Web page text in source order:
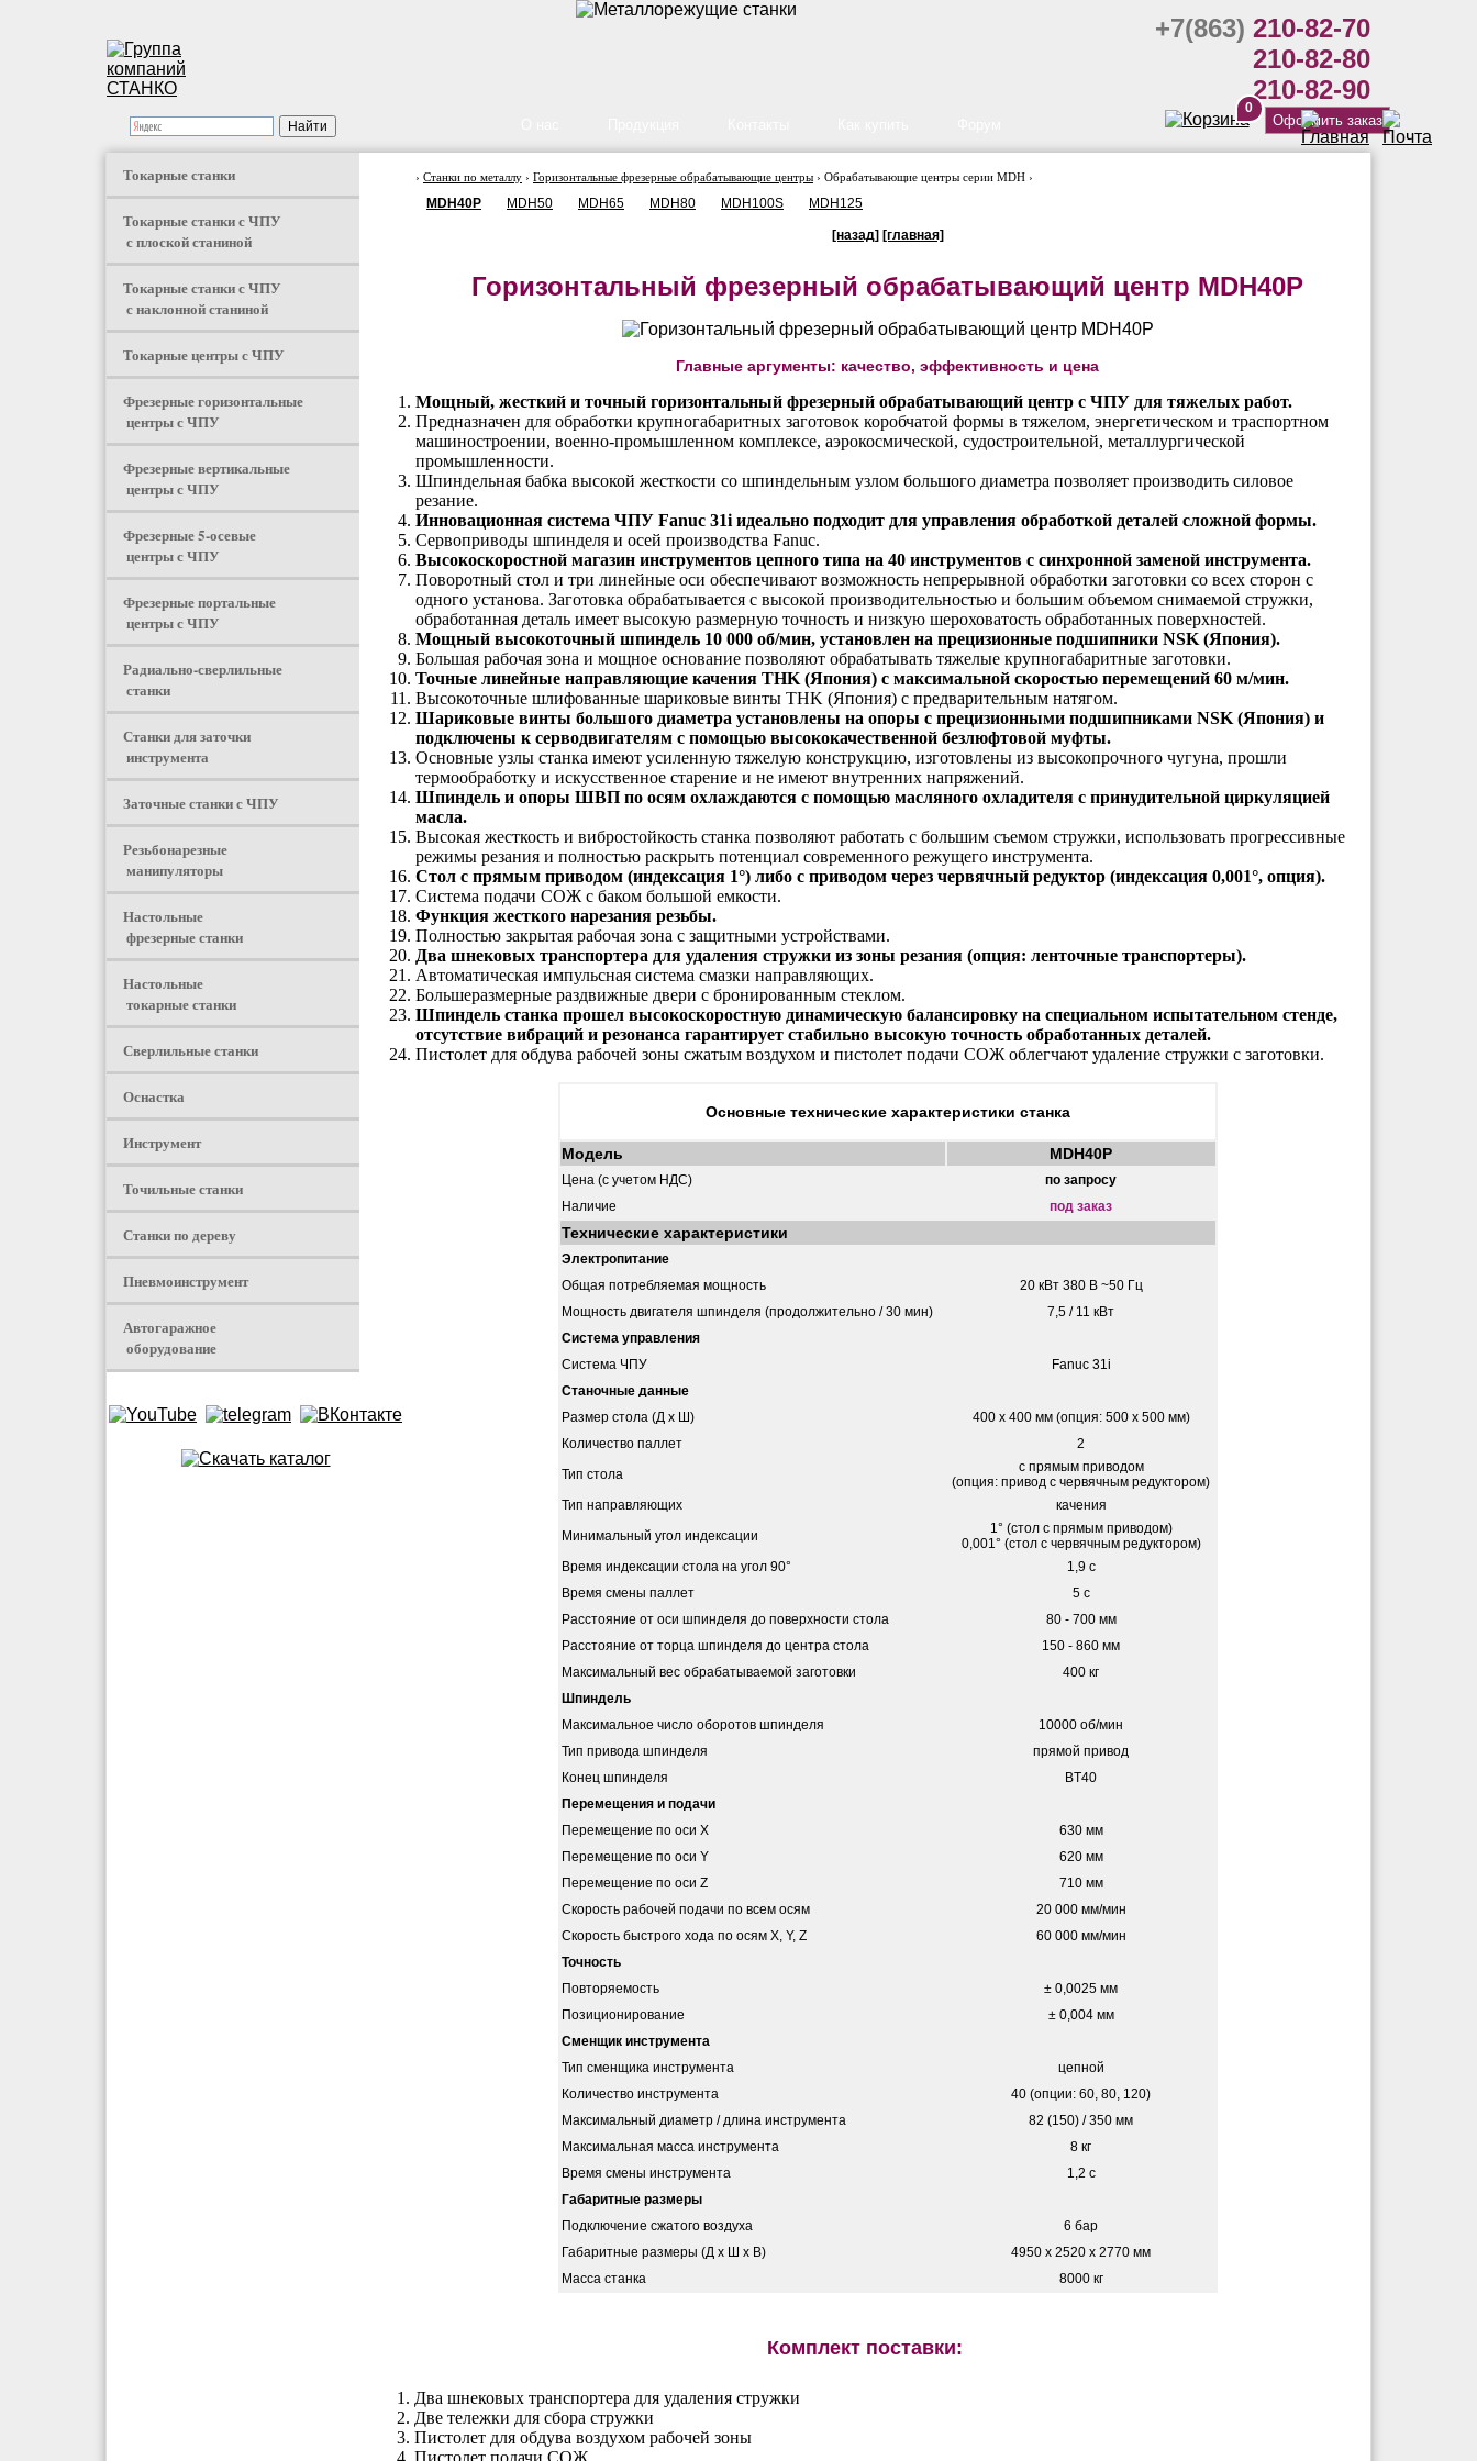
+7(863) 210-82-70
210-82-80
210-82-90
0
Оформить заказ
Токарные станки
Токарные станки с ЧПУ
с плоской станиной
Токарные станки с ЧПУ
с наклонной станиной
Токарные центры с ЧПУ
Фрезерные горизонтальные
центры с ЧПУ
Фрезерные вертикальные
центры с ЧПУ
Фрезерные 5-осевые
центры с ЧПУ
Фрезерные портальные
центры с ЧПУ
Радиально-сверлильные
станки
Станки для заточки
инструмента
Заточные станки с ЧПУ
Резьбонарезные
манипуляторы
Настольные
фрезерные станки
Настольные
токарные станки
Сверлильные станки
Оснастка
Инструмент
Точильные станки
Станки по дереву
Пневмоинструмент
Автогаражное
оборудование
› Станки по металлу › Горизонтальные фрезерные обрабатывающие центры › Обрабатывающие центры серии MDH ›
MDH40P MDH50 MDH65 MDH80 MDH100S MDH125
[назад] [главная]
Горизонтальный фрезерный обрабатывающий центр MDH40P
Главные аргументы: качество, эффективность и цена
Мощный, жесткий и точный горизонтальный фрезерный обрабатывающий центр с ЧПУ для тяжелых работ.
Предназначен для обработки крупногабаритных заготовок коробчатой формы в тяжелом, энергетическом и траспортном
машиностроении, военно-промышленном комплексе, аэрокосмической, судостроительной, металлургической
промышленности.
Шпиндельная бабка высокой жесткости со шпиндельным узлом большого диаметра позволяет производить силовое
резание.
Инновационная система ЧПУ Fanuc 31i идеально подходит для управления обработкой деталей сложной формы.
Сервоприводы шпинделя и осей производства Fanuc.
Высокоскоростной магазин инструментов цепного типа на 40 инструментов с синхронной заменой инструмента.
Поворотный стол и три линейные оси обеспечивают возможность непрерывной обработки заготовки со всех сторон с
одного установа. Заготовка обрабатывается с высокой производительностью и большим объемом снимаемой стружки,
обработанная деталь имеет высокую размерную точность и низкую шероховатость обработанных поверхностей.
Мощный высокоточный шпиндель 10 000 об/мин, установлен на прецизионные подшипники NSK (Япония).
Большая рабочая зона и мощное основание позволяют обрабатывать тяжелые крупногабаритные заготовки.
Точные линейные направляющие качения THK (Япония) с максимальной скоростью перемещений 60 м/мин.
Высокоточные шлифованные шариковые винты THK (Япония) с предварительным натягом.
Шариковые винты большого диаметра установлены на опоры с прецизионными подшипниками NSK (Япония) и
подключены к серводвигателям с помощью высококачественной безлюфтовой муфты.
Основные узлы станка имеют усиленную тяжелую конструкцию, изготовлены из высокопрочного чугуна, прошли
термообработку и искусственное старение и не имеют внутренних напряжений.
Шпиндель и опоры ШВП по осям охлаждаются с помощью масляного охладителя с принудительной циркуляцией
масла.
Высокая жесткость и вибростойкость станка позволяют работать с большим съемом стружки, использовать прогрессивные
режимы резания и полностью раскрыть потенциал современного режущего инструмента.
Стол с прямым приводом (индексация 1°) либо с приводом через червячный редуктор (индексация 0,001°, опция).
Система подачи СОЖ с баком большой емкости.
Функция жесткого нарезания резьбы.
Полностью закрытая рабочая зона с защитными устройствами.
Два шнековых транспортера для удаления стружки из зоны резания (опция: ленточные транспортеры).
Автоматическая импульсная система смазки направляющих.
Большеразмерные раздвижные двери с бронированным стеклом.
Шпиндель станка прошел высокоскоростную динамическую балансировку на специальном испытательном стенде,
отсутствие вибраций и резонанса гарантирует стабильно высокую точность обработанных деталей.
Пистолет для обдува рабочей зоны сжатым воздухом и пистолет подачи СОЖ облегчают удаление стружки с заготовки.
Основные технические характеристики станка
Модель MDH40P
Цена (с учетом НДС)
по запросу
Наличие
под заказ
Технические характеристики
Электропитание
Общая потребляемая мощность
20 кВт 380 В ~50 Гц
Мощность двигателя шпинделя (продолжительно / 30 мин)
7,5 / 11 кВт
Система управления
Система ЧПУ
Fanuc 31i
Станочные данные
Размер стола (Д х Ш)
400 х 400 мм (опция: 500 х 500 мм)
Количество паллет
2
Тип стола
с прямым приводом
(опция: привод с червячным редуктором)
Тип направляющих
качения
Минимальный угол индексации
1° (стол с прямым приводом)
0,001° (стол с червячным редуктором)
Время индексации стола на угол 90°
1,9 с
Время смены паллет
5 с
Расстояние от оси шпинделя до поверхности стола
80 - 700 мм
Расстояние от торца шпинделя до центра стола
150 - 860 мм
Максимальный вес обрабатываемой заготовки
400 кг
Шпиндель
Максимальное число оборотов шпинделя
10000 об/мин
Тип привода шпинделя
прямой привод
Конец шпинделя
BT40
Перемещения и подачи
Перемещение по оси Х
630 мм
Перемещение по оси Y
620 мм
Перемещение по оси Z
710 мм
Скорость рабочей подачи по всем осям
20 000 мм/мин
Скорость быстрого хода по осям Х, Y, Z
60 000 мм/мин
Точность
Повторяемость
± 0,0025 мм
Позиционирование
± 0,004 мм
Сменщик инструмента
Тип сменщика инструмента
цепной
Количество инструмента
40 (опции: 60, 80, 120)
Максимальный диаметр / длина инструмента
82 (150) / 350 мм
Максимальная масса инструмента
8 кг
Время смены инструмента
1,2 с
Габаритные размеры
Подключение сжатого воздуха
6 бар
Габаритные размеры (Д х Ш х В)
4950 x 2520 x 2770 мм
Масса станка
8000 кг
Комплект поставки:
Два шнековых транспортера для удаления стружки
Две тележки для сбора стружки
Пистолет для обдува воздухом рабочей зоны
Пистолет подачи СОЖ